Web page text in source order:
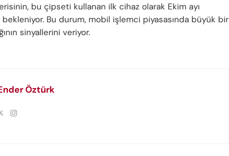
bu çipseti kullanan ilk cihaz olarak Ekim ayı
bekleniyor. Bu durum, mobil işlemci piyasasında büyük bir
sinyallerini veriyor.
Öztürk